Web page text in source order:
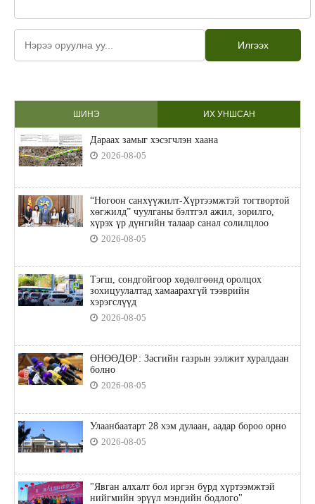
Илгээх
ШИНЭ ИХ УНШСАН
Дараах замыг хэсэгчлэн хаана
2026-08-05
“Ногоон санхүүжилт-Хүртээмжтэй тогтвортой
хөгжилд” чуулганы бэлтгэл ажил, зорилго,
хүрэх үр дүнгийн талаар санал солилцлоо
2026-08-05
Тэгш, сондгойгоор хөдөлгөөнд оролцох
зохицуулалтад хамаарахгүй тээврийн
хэрэгслүүд
2026-08-05
ӨНӨӨДӨР: Засгийн газрын ээлжит хуралдаан
болно
2026-08-05
Улаанбаатарт 28 хэм дулаан, аадар бороо орно
2026-08-05
"Явган алхалт бол иргэн бүрд хүртээмжтэй
нийгмийн эрүүл мэндийн бодлого"